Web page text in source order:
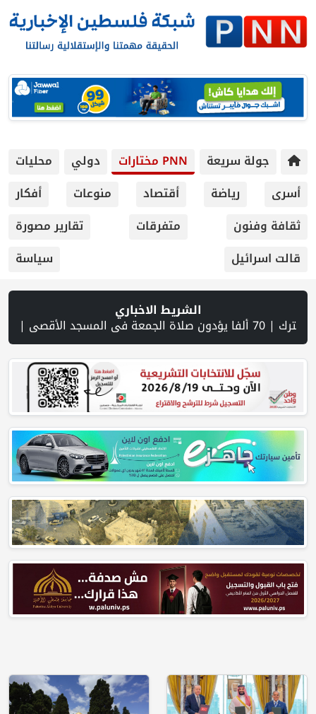
PNN مختارات دولي
محليات
أقتصاد منوعات
أفكار
متفرقات
تقارير مصورة
الشريط الاخباري